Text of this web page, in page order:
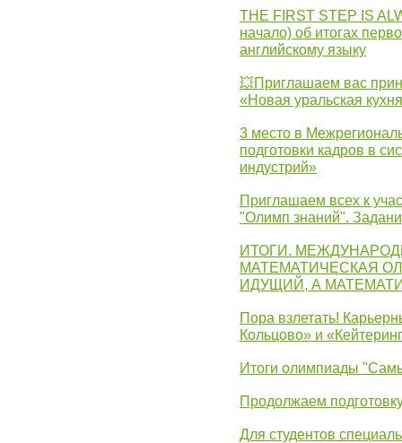
THE FIRST STEP IS
начало) об итогах
английскому языку
💥Приглашаем вас
«Новая уральская
3 место в
подготовки кадров в
индустрий»
Приглашаем всех к
"Олимп знаний".
ИТОГИ.
МАТЕМАТИЧЕСКАЯ
ИДУЩИЙ, А
Пора взлетать!
Кольцово» и
Итоги олимпиады
Продолжаем
Для студентов